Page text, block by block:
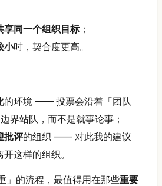
享同一个组织目标；
小时，契合度更高。
的环境 —— 投票会沿着「团队
界站队，而不是就事论事；
批评的组织 —— 对此我的建议
这样的组织。
」的流程，最值得用在那些重要